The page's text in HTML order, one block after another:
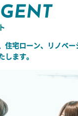
住宅ローン、リノベー
します。